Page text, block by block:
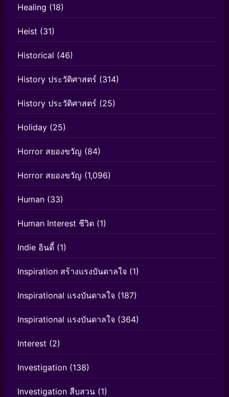
Healing (18)
Heist (31)
Historical (46)
History ประวัติศาสตร์ (314)
History ประวัติศาสตร์ (25)
Holiday (25)
Horror สยองขวัญ (84)
Horror สยองขวัญ (1,096)
Human (33)
Human Interest ชีวิต (1)
Indie อินดี้ (1)
Inspiration สร้างแรงบันดาลใจ (1)
Inspirational แรงบันดาลใจ (187)
Inspirational แรงบันดาลใจ (364)
Interest (2)
Investigation (138)
Investigation สืบสวน (1)